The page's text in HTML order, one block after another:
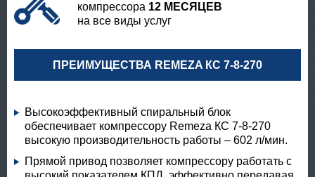
компрессора 12 МЕСЯЦЕВ
на все виды услуг
ПРЕИМУЩЕСТВА REMEZA КС 7-8-270
Высокоэффективный спиральный блок
обеспечивает компрессору Remeza КС 7-8-270
высокую производительность работы – 602 л/мин.
Прямой привод позволяет компрессору работать с